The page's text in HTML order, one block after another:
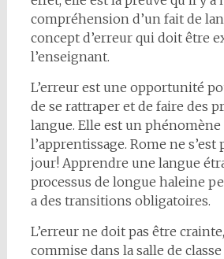
compréhension d’un fait de
concept d’erreur qui doit être
l’enseignant.
L’erreur est une opportunité
de se rattraper et de faire des
langue. Elle est un
l’apprentissage. Rome ne s’est
jour! Apprendre une langue
processus de longue haleine
a des transitions obligatoires.
L’erreur ne doit pas être
commise dans la salle de